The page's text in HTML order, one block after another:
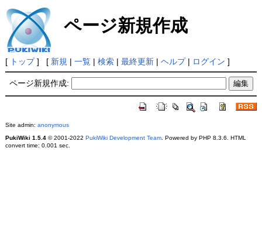
ページ新規作成
[ トップ] [ 新規 | 一覧| 検索| 最終更新| ヘルプ| ログイン ]
ページ新規作成:
Site admin: anonymous
PukiWiki 1.5.4© 2001-2022 PukiWiki Development Team. Powered by PHP 8.3.6. HTML
convert time: 0.001 sec.